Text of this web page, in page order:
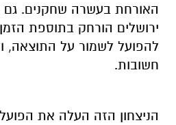
האורחת בעשרה שחקנים. גם
ירושלים הורחק בתוספת
להפועל לשמור על התוצאה,
חשובות.
הניצחון הזה העלה את